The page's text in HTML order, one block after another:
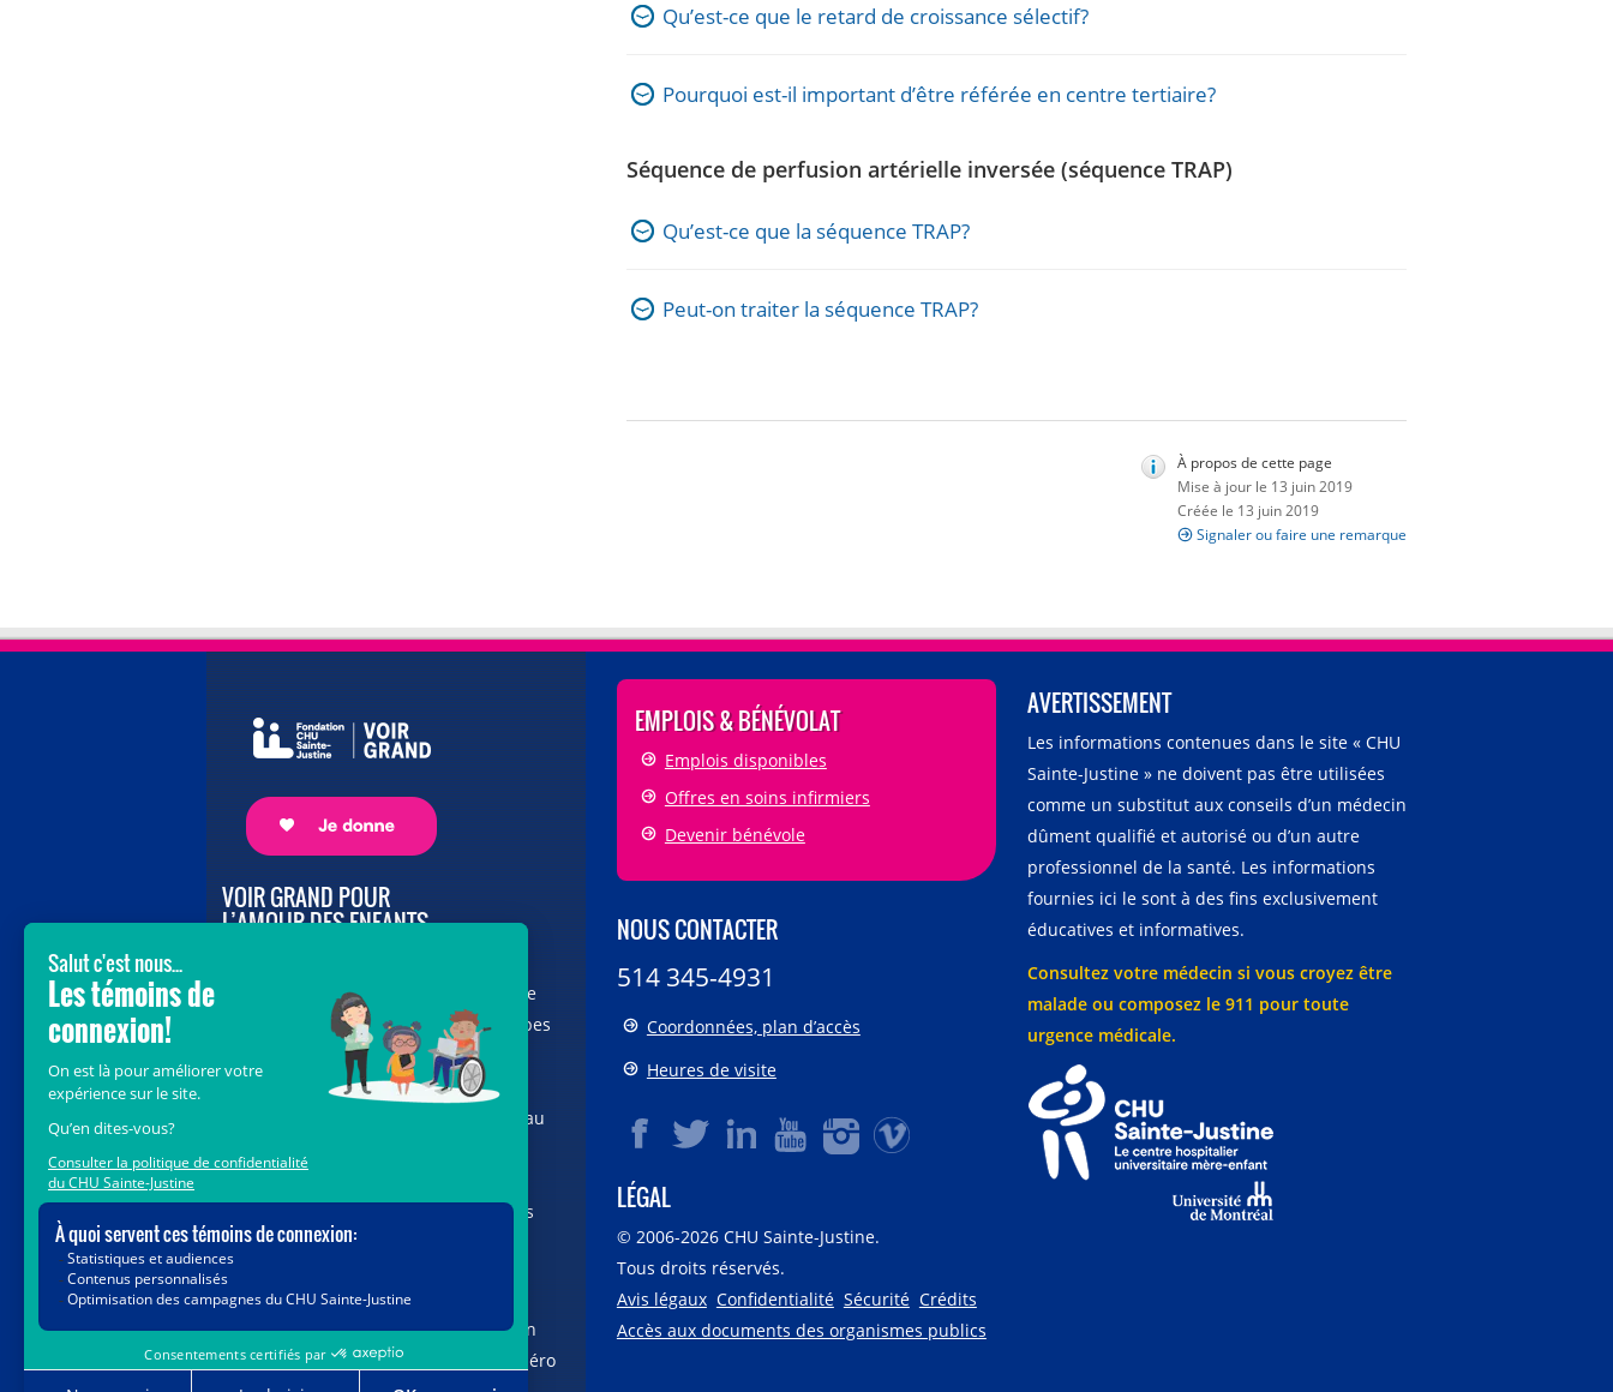
Qu’est-ce que le retard de croissance sélectif?
Pourquoi est-il important d’être référée en centre tertiaire?
Séquence de perfusion artérielle inversée (séquence TRAP)
Qu’est-ce que la séquence TRAP?
Peut-on traiter la séquence TRAP?
À propos de cette page
Mise à jour le 13 juin 2019
Créée le 13 juin 2019
Signaler ou faire une remarque
VOIR GRAND POUR
L’AMOUR DES ENFANTS
vous au cœur de la campagne majeure
Voir Grand, nous conduisons les équipes
soignantes vers les opportunités de la
science et des nouvelles technologies
pour que chaque enfant, où qu’il soit au
Justine. Ensemble, unissons nos forces
pour leur avenir.
Merci de voir grand avec nous.
Vous pouvez également faire votre don
par la poste ou par téléphone au numéro
EMPLOIS & BÉNÉVOLAT
Emplois disponibles
Offres en soins infirmiers
Devenir bénévole
NOUS CONTACTER
514 345-4931
Coordonnées, plan d’accès
Heures de visite
LÉGAL
© 2006-2026CHU Sainte-Justine.
Tous droits réservés.
Avis légaux Confidentialité Sécurité Crédits
Accès aux documents des organismes publics
AVERTISSEMENT
Les informations contenues dans le site « CHU
Sainte-Justine » ne doivent pas être utilisées
comme un substitut aux conseils d’un médecin
dûment qualifié et autorisé ou d’un autre
professionnel de la santé. Les informations
fournies ici le sont à des fins exclusivement
éducatives et informatives.
Consultez votre médecin si vous croyez être
malade ou composez le 911 pour toute
urgence médicale.